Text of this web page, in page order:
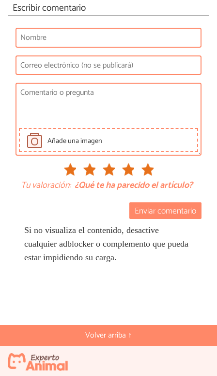
Escribir comentario
Añade una imagen
Tu valoración: ¿Qué te ha parecido el artículo?
Enviar comentario
Si no visualiza el contenido, desactive
cualquier adblocker o complemento que pueda
estar impidiendo su carga.
Volver arriba ↑